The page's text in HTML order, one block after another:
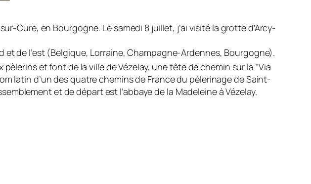
Cure, en Bourgogne. Le samedi 8 juillet, j’ai visité la grotte d’Arcy-
de l’est (Belgique, Lorraine, Champagne-Ardennes, Bourgogne).
pèlerins et font de la ville de Vézelay, une tête de chemin sur la “Via
latin d’un des quatre chemins de France du pèlerinage de Saint-
et de départ est l’abbaye de la Madeleine à Vézelay.